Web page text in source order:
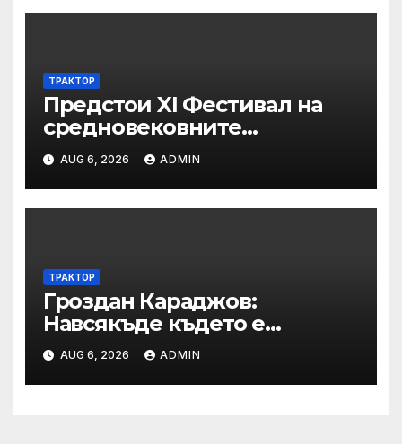
ТРАКТОР
Предстои XI Фестивал на
средновековните
традиции, бит и култура
„Калето
AUG 6, 2026 ADMIN
ТРАКТОР
Гроздан Караджов:
Навсякъде където е
възможна човешка грешка
в железницата, трябва да
има система за вторичен
AUG 6, 2026 ADMIN